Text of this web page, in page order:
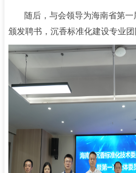
随后，与会领导为海南省第
颁发聘书，沉香标准化建设专业团